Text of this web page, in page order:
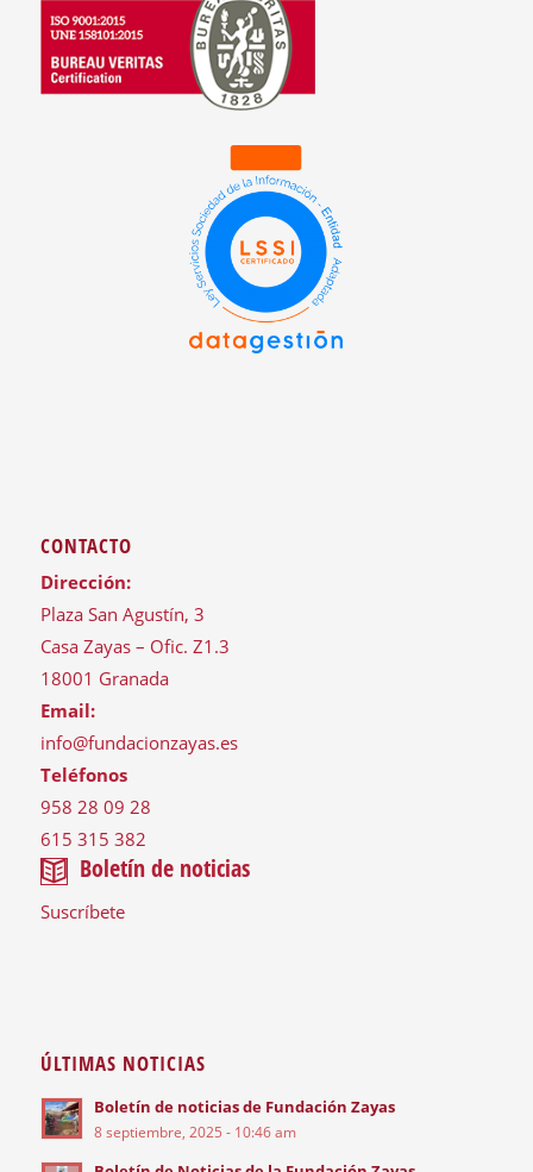
CONTACTO
Dirección:
Plaza San Agustín, 3
Casa Zayas – Ofic. Z1.3
18001 Granada
Email:
info@fundacionzayas.es
Teléfonos
958 28 09 28
615 315 382
Boletín de noticias
Suscríbete
ÚLTIMAS NOTICIAS
Boletín de noticias de Fundación Zayas
8 septiembre, 2025 - 10:46 am